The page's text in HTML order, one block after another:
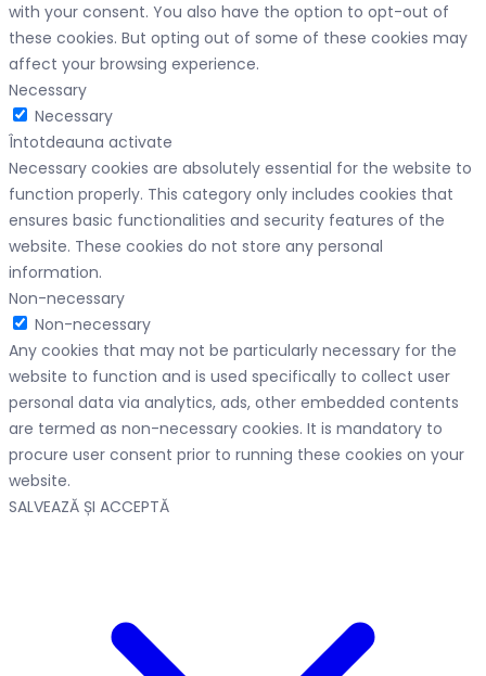
with your consent. You also have the option to opt-out of
these cookies. But opting out of some of these cookies may
affect your browsing experience.
Necessary
Necessary
Întotdeauna activate
Necessary cookies are absolutely essential for the website to
function properly. This category only includes cookies that
ensures basic functionalities and security features of the
website. These cookies do not store any personal
information.
Non-necessary
Non-necessary
Any cookies that may not be particularly necessary for the
website to function and is used specifically to collect user
personal data via analytics, ads, other embedded contents
are termed as non-necessary cookies. It is mandatory to
procure user consent prior to running these cookies on your
website.
SALVEAZĂ ȘI ACCEPTĂ